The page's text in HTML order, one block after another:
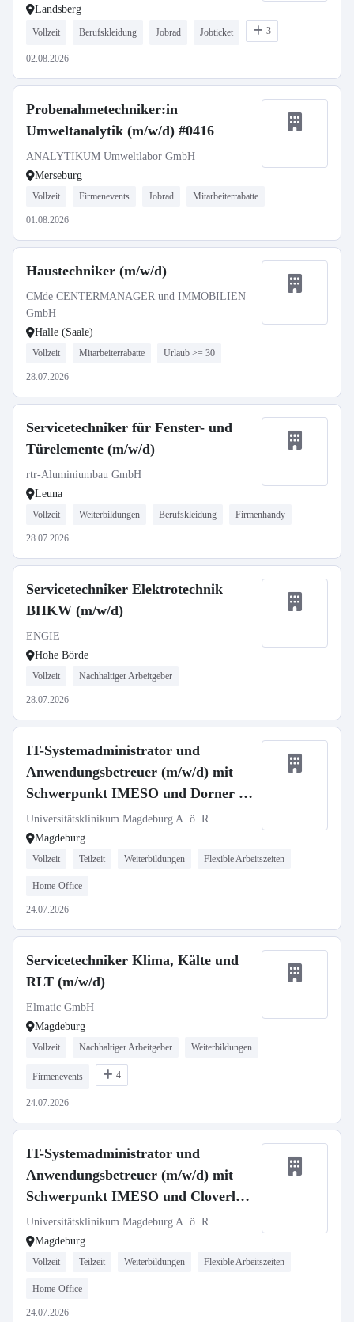
Landsberg
Vollzeit Berufskleidung Jobrad Jobticket 3
02.08.2026
Probenahmetechniker:in
Umweltanalytik (m/w/d) #0416
ANALYTIKUM Umweltlabor GmbH
Merseburg
Vollzeit Firmenevents Jobrad Mitarbeiterrabatte
01.08.2026
Haustechniker (m/w/d)
CMde CENTERMANAGER und IMMOBILIEN
GmbH
Halle (Saale)
Vollzeit Mitarbeiterrabatte Urlaub >= 30
28.07.2026
Servicetechniker für Fenster- und
Türelemente (m/w/d)
rtr-Aluminiumbau GmbH
Leuna
Vollzeit Weiterbildungen Berufskleidung Firmenhandy
28.07.2026
Servicetechniker Elektrotechnik
BHKW (m/w/d)
ENGIE
Hohe Börde
Vollzeit Nachhaltiger Arbeitgeber
28.07.2026
IT-Systemadministrator und
Anwendungsbetreuer (m/w/d) mit
Schwerpunkt IMESO und Dorner –
Abteilung Klinische Applikationen –
UMMD changeMITdigital GmbH
Universitätsklinikum Magdeburg A. ö. R.
Magdeburg
Vollzeit Teilzeit Weiterbildungen Flexible Arbeitszeiten
Home-Office
24.07.2026
Servicetechniker Klima, Kälte und
RLT (m/w/d)
Elmatic GmbH
Magdeburg
Vollzeit Nachhaltiger Arbeitgeber Weiterbildungen
Firmenevents 4
24.07.2026
IT-Systemadministrator und
Anwendungsbetreuer (m/w/d) mit
Schwerpunkt IMESO und Cloverleaf
– Abteilung Klinische Applikationen
– UMMD changeMITdigital GmbH
Universitätsklinikum Magdeburg A. ö. R.
Magdeburg
Vollzeit Teilzeit Weiterbildungen Flexible Arbeitszeiten
Home-Office
24.07.2026